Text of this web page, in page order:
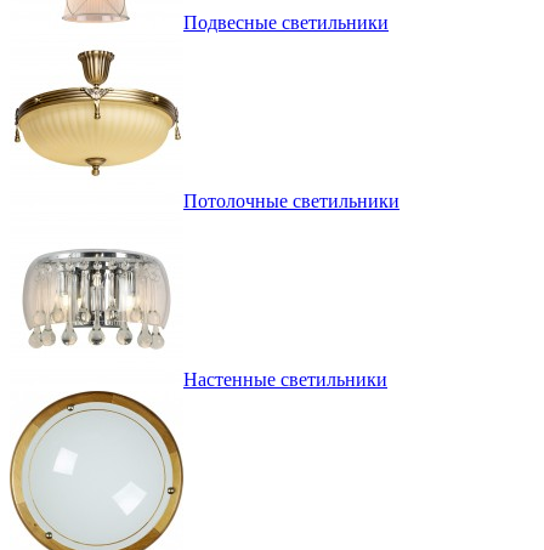
Подвесные светильники
Потолочные светильники
Настенные светильники